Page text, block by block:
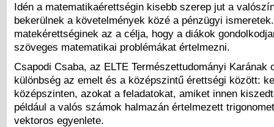
Idén a matematikaérettségin kisebb szerep jut a
bekerülnek a követelmények közé a pénzügyi
matekérettséginek az a célja, hogy a diákok
szöveges matematikai problémákat értelmezni.
Csapodi Csaba, az ELTE Természettudományi
különbség az emelt és a középszintű érettségi között:
középszinten, azokat a feladatokat, amiket innen
például a valós számok halmazán értelmezett
vektoros egyenlete.